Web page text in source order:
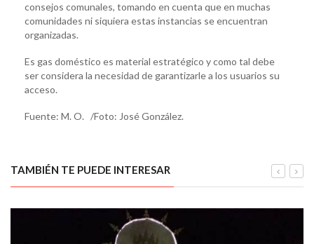
consejos comunales, tomando en cuenta que en muchas
comunidades ni siquiera estas instancias se encuentran
organizadas.
Es gas doméstico es material estratégico y como tal debe
ser considera la necesidad de garantizarle a los usuarios su
acceso.
Fuente: M. O. /Foto: José González.
TAMBIÉN TE PUEDE INTERESAR